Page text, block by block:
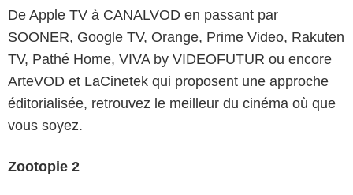
De Apple TV à CANALVOD en passant par
SOONER, Google TV, Orange, Prime Video, Rakuten
TV, Pathé Home, VIVA by VIDEOFUTUR ou encore
ArteVOD et LaCinetek qui proposent une approche
éditorialisée, retrouvez le meilleur du cinéma où que
vous soyez.
Zootopie 2